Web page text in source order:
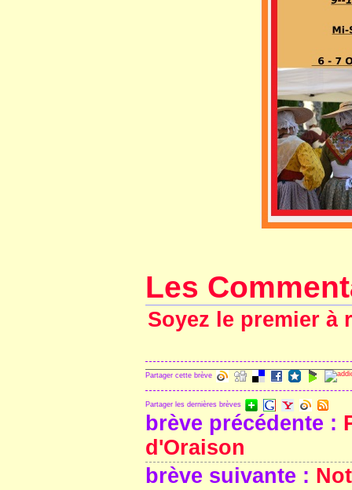
Les
Soyez le premier à
Partager cette brève
Partager les dernières brèves
brève précédente :
d'Oraison
brève suivante :